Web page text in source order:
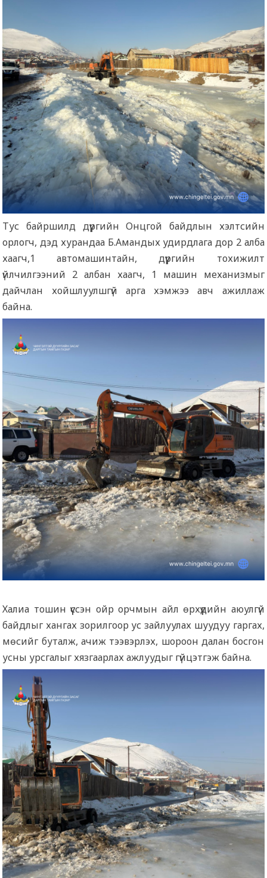
Тус байршилд дүүргийн Онцгой байдлын хэлтсийн
орлогч, дэд хурандаа Б.Амандых удирдлага дор 2 алба
хаагч,1 автомашинтайн, дүүргийн тохижилт
үйлчилгээний 2 албан хаагч, 1 машин механизмыг
дайчлан хойшлуулшгүй арга хэмжээ авч ажиллаж
байна.
Халиа тошин үүссэн ойр орчмын айл өрхүүдийн аюулгүй
байдлыг хангах зорилгоор ус зайлуулах шуудуу гаргах,
мөсийг буталж, ачиж тээвэрлэх, шороон далан босгон
усны урсгалыг хязгаарлах ажлуудыг гүйцэтгэж байна.